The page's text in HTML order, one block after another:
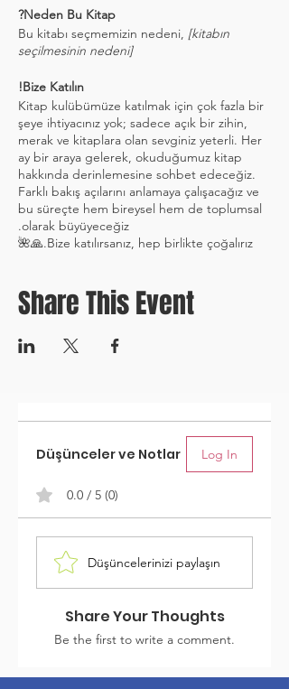
Neden Bu Kitap?
Bu kitabı seçmemizin nedeni, [kitabın
seçilmesinin nedeni]
Bize Katılın!
Kitap kulübümüze katılmak için çok fazla bir
şeye ihtiyacınız yok; sadece açık bir zihin,
merak ve kitaplara olan sevginiz yeterli. Her
ay bir araya gelerek, okuduğumuz kitap
hakkında derinlemesine sohbet edeceğiz.
Farklı bakış açılarını anlamaya çalışacağız ve
bu süreçte hem bireysel hem de toplumsal
olarak büyüyeceğiz.
Bize katılırsanız, hep birlikte çoğalırız.🙏🌺
Share This Event
Düşünceler ve Notlar Log In
0.0 / 5 (0)
Düşüncelerinizi paylaşın
Share Your Thoughts
Be the first to write a comment.